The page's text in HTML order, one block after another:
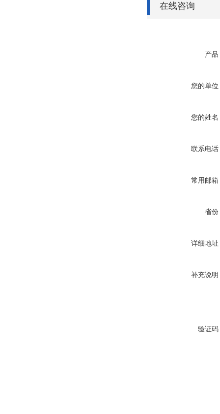
在线咨询
产品
您的单位
您的姓名
联系电话
常用邮箱
省份
详细地址
补充说明
验证码